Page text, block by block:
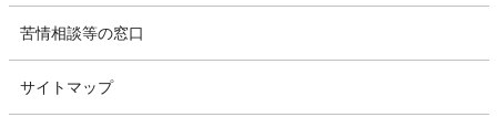
苦情相談等の窓口
サイトマップ